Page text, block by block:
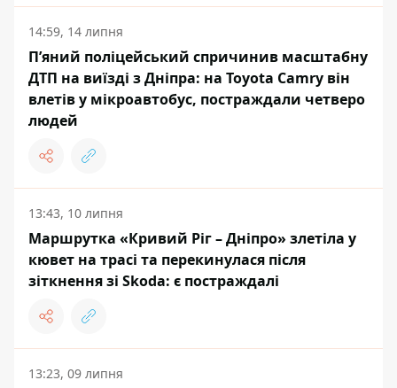
14:59, 14 липня
П’яний поліцейський спричинив масштабну
ДТП на виїзді з Дніпра: на Toyota Camry він
влетів у мікроавтобус, постраждали четверо
людей
13:43, 10 липня
Маршрутка «Кривий Ріг – Дніпро» злетіла у
кювет на трасі та перекинулася після
зіткнення зі Skoda: є постраждалі
13:23, 09 липня